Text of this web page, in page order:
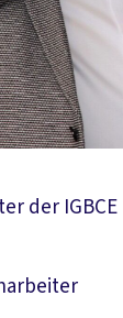
der